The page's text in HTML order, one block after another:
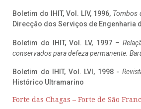
Boletim do IHIT, Vol. LIV, 1996, Tombos
Direcção dos Serviços de Engenharia
Boletim do IHIT, Vol. LV, 1997 –
conservados para defeza permanente.
Boletim do IHIT, Vol. LVI, 1998 -
Histórico Ultramarino
Forte das Chagas – Forte de São